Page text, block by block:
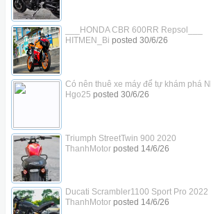
___HONDA CBR 600RR Repsol___
HITMEN_Bi posted 30/6/26
Có nên thuê xe máy để tự khám phá
Hgo25 posted 30/6/26
Triumph StreetTwin 900 2020
ThanhMotorposted 14/6/26
Ducati Scrambler1100 Sport Pro 2022
ThanhMotorposted 14/6/26